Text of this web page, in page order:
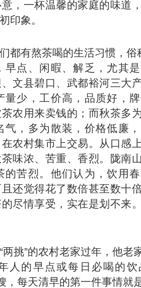
，一杯温馨的家庭的味道
印象。
都有熬茶喝的生活习惯，俗
早点、闲暇、解乏，尤其
文县碧口、武都裕河三大
量少，工价高，品质好，
农用来卖钱的；而秋茶多
气，多为散装，价格低廉
农村集市上交易。从口感
味浓、苦重、香烈。陇南
的苦烈。他们认为，饮用
还觉得花了数倍甚至数十
尽情享受，实在是划不来
挑”的农村老家过年，他老
人的早点或每日必喝的
，每天清早的第一件事情就